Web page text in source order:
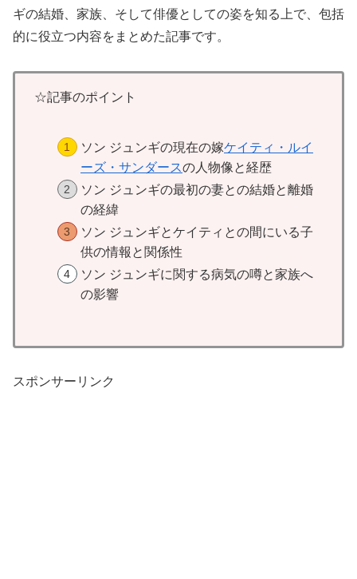
ギの結婚、家族、そして俳優としての姿を知る上で、包括
的に役立つ内容をまとめた記事です。
☆記事のポイント
ソン ジュンギの現在の嫁ケイティ・ルイ
ーズ・サンダースの人物像と経歴
ソン ジュンギの最初の妻との結婚と離婚
の経緯
ソン ジュンギとケイティとの間にいる子
供の情報と関係性
ソン ジュンギに関する病気の噂と家族へ
の影響
スポンサーリンク